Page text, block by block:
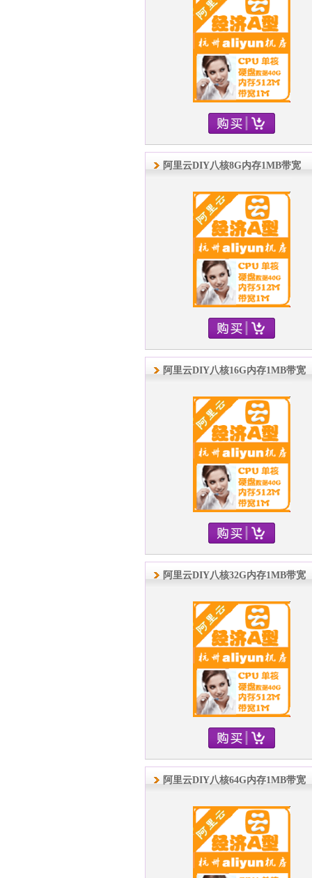
阿里云DIY八核8G内存1MB带宽
阿里云DIY八核16G内存1MB带宽
阿里云DIY八核32G内存1MB带宽
阿里云DIY八核64G内存1MB带宽